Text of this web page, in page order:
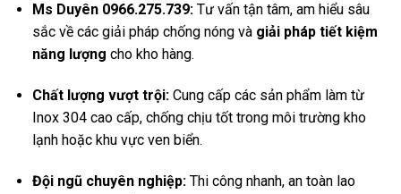
Ms Duyên 0966.275.739:Tư vấn tận tâm, am hiểu sâu
sắc về các giải pháp chống nóng và giải pháp tiết kiệm
năng lượng cho kho hàng.
Chất lượng vượt trội:Cung cấp các sản phẩm làm từ
Inox 304 cao cấp, chống chịu tốt trong môi trường kho
lạnh hoặc khu vực ven biển.
Đội ngũ chuyên nghiệp:Thi công nhanh, an toàn lao